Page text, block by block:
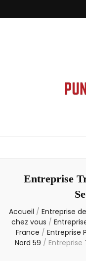
Entreprise
Accueil / Entreprise
chez vous /
France / Entreprise
Nord 59 / Entreprise